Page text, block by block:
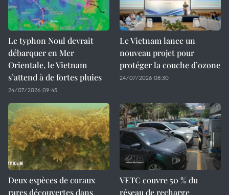
Le typhon Noul devrait
débarquer en Mer
Orientale, le Vietnam
s’attend à de fortes pluies
24/07/2026 09:45
Le Vietnam lance un
nouveau projet pour
protéger la couche d’ozone
24/07/2026 08:30
Deux espèces de coraux
rares découvertes dans
VETC couvre 50 % du
réseau de recharge